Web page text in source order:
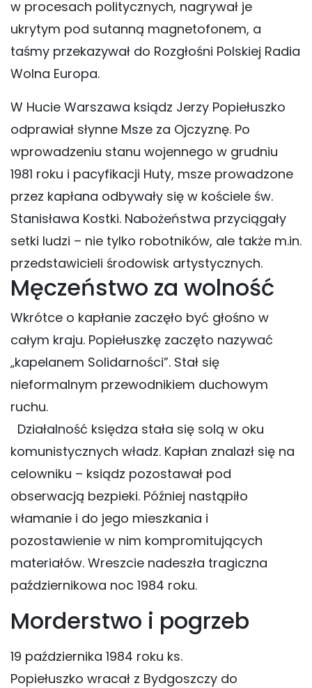
w procesach politycznych, nagrywał je
ukrytym pod sutanną magnetofonem, a
taśmy przekazywał do Rozgłośni Polskiej Radia
Wolna Europa.
W Hucie Warszawa ksiądz Jerzy Popiełuszko
odprawiał słynne Msze za Ojczyznę. Po
wprowadzeniu stanu wojennego w grudniu
1981 roku i pacyfikacji Huty, msze prowadzone
przez kapłana odbywały się w kościele św.
Stanisława Kostki. Nabożeństwa przyciągały
setki ludzi – nie tylko robotników, ale także m.in.
przedstawicieli środowisk artystycznych.
Męczeństwo za wolność
Wkrótce o kapłanie zaczęło być głośno w
całym kraju. Popiełuszkę zaczęto nazywać
„kapelanem Solidarności”. Stał się
nieformalnym przewodnikiem duchowym
ruchu.
Działalność księdza stała się solą w oku
komunistycznych władz. Kapłan znalazł się na
celowniku – ksiądz pozostawał pod
obserwacją bezpieki. Później nastąpiło
włamanie i do jego mieszkania i
pozostawienie w nim kompromitujących
materiałów. Wreszcie nadeszła tragiczna
październikowa noc 1984 roku.
Morderstwo i pogrzeb
19 października 1984 roku ks.
Popiełuszko wracał z Bydgoszczy do